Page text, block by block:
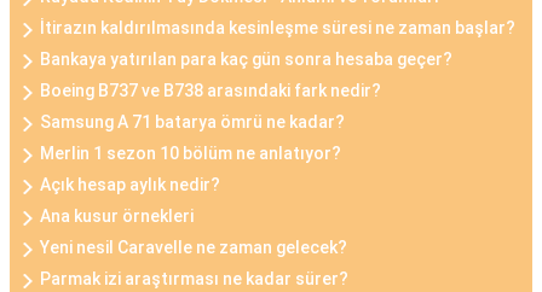
İtirazın kaldırılmasında kesinleşme süresi ne zaman başlar?
Bankaya yatırılan para kaç gün sonra hesaba geçer?
Boeing B737 ve B738 arasındaki fark nedir?
Samsung A 71 batarya ömrü ne kadar?
Merlin 1 sezon 10 bölüm ne anlatıyor?
Açık hesap aylık nedir?
Ana kusur örnekleri
Yeni nesil Caravelle ne zaman gelecek?
Parmak izi araştırması ne kadar sürer?